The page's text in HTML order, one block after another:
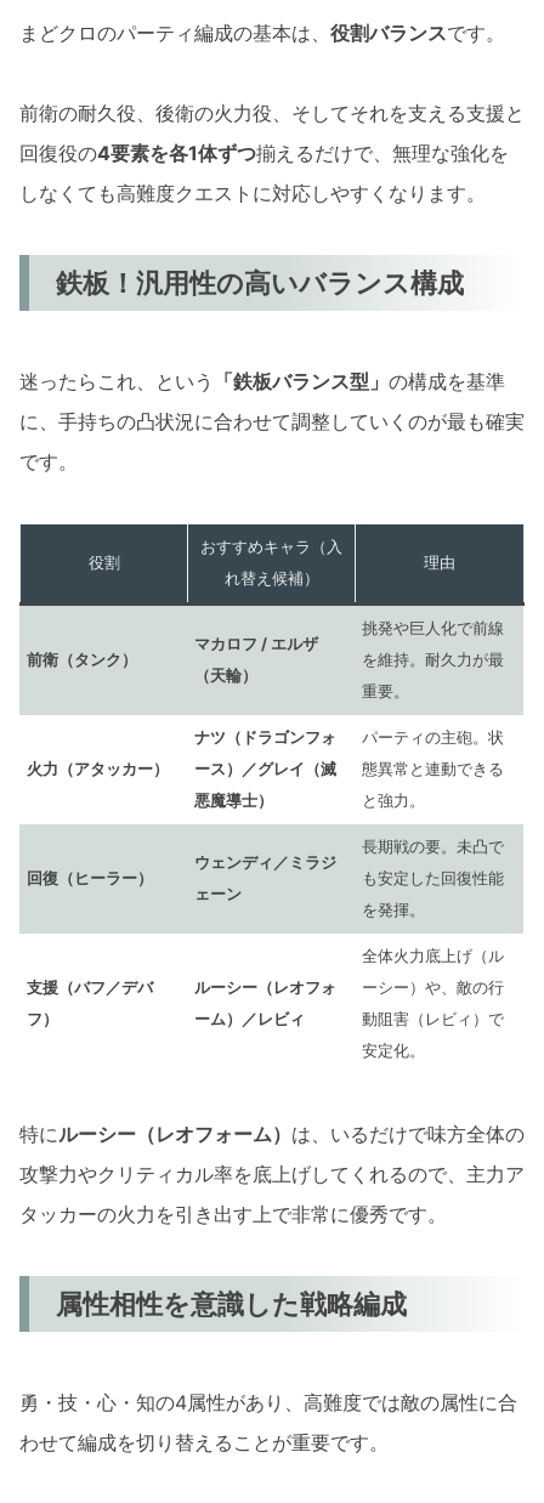
まどクロのパーティ編成の基本は、 役割バランスです。
前衛の耐久役、後衛の火力役、そしてそれを支える支援と
回復役の4要素を各1体ずつ揃えるだけで、無理な強化を
しなくても高難度クエストに対応しやすくなります。
鉄板！汎用性の高いバランス構成
迷ったらこれ、という 「鉄板バランス型」 の構成を基準
に、手持ちの凸状況に合わせて調整していくのが最も確実
です。
役割
おすすめキャラ（入
れ替え候補）
理由
前衛（タンク）
マカロフ / エルザ
（天輪）
挑発や巨人化で前線
を維持。耐久力が最
重要。
火力（アタッカー）
ナツ（ドラゴンフォ
ース）／グレイ（滅
悪魔導士）
パーティの主砲。状
態異常と連動できる
と強力。
回復（ヒーラー）
ウェンディ／ミラジ
ェーン
長期戦の要。未凸で
も安定した回復性能
を発揮。
支援（バフ／デバ
フ）
ルーシー（レオフォ
ーム）／レビィ
全体火力底上げ（ル
ーシー）や、敵の行
動阻害（レビィ）で
安定化。
特にルーシー（レオフォーム） は、いるだけで味方全体の
攻撃力やクリティカル率を底上げしてくれるので、主力ア
タッカーの火力を引き出す上で非常に優秀です。
属性相性を意識した戦略編成
勇・技・心・知の4属性があり、高難度では敵の属性に合
わせて編成を切り替えることが重要です。